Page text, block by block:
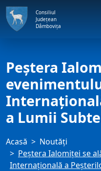
Consiliul
Județean
Dâmbovița
Peștera
a Lumii
Acasă
Noutăți
Peștera Ialomiței se
Internațională a